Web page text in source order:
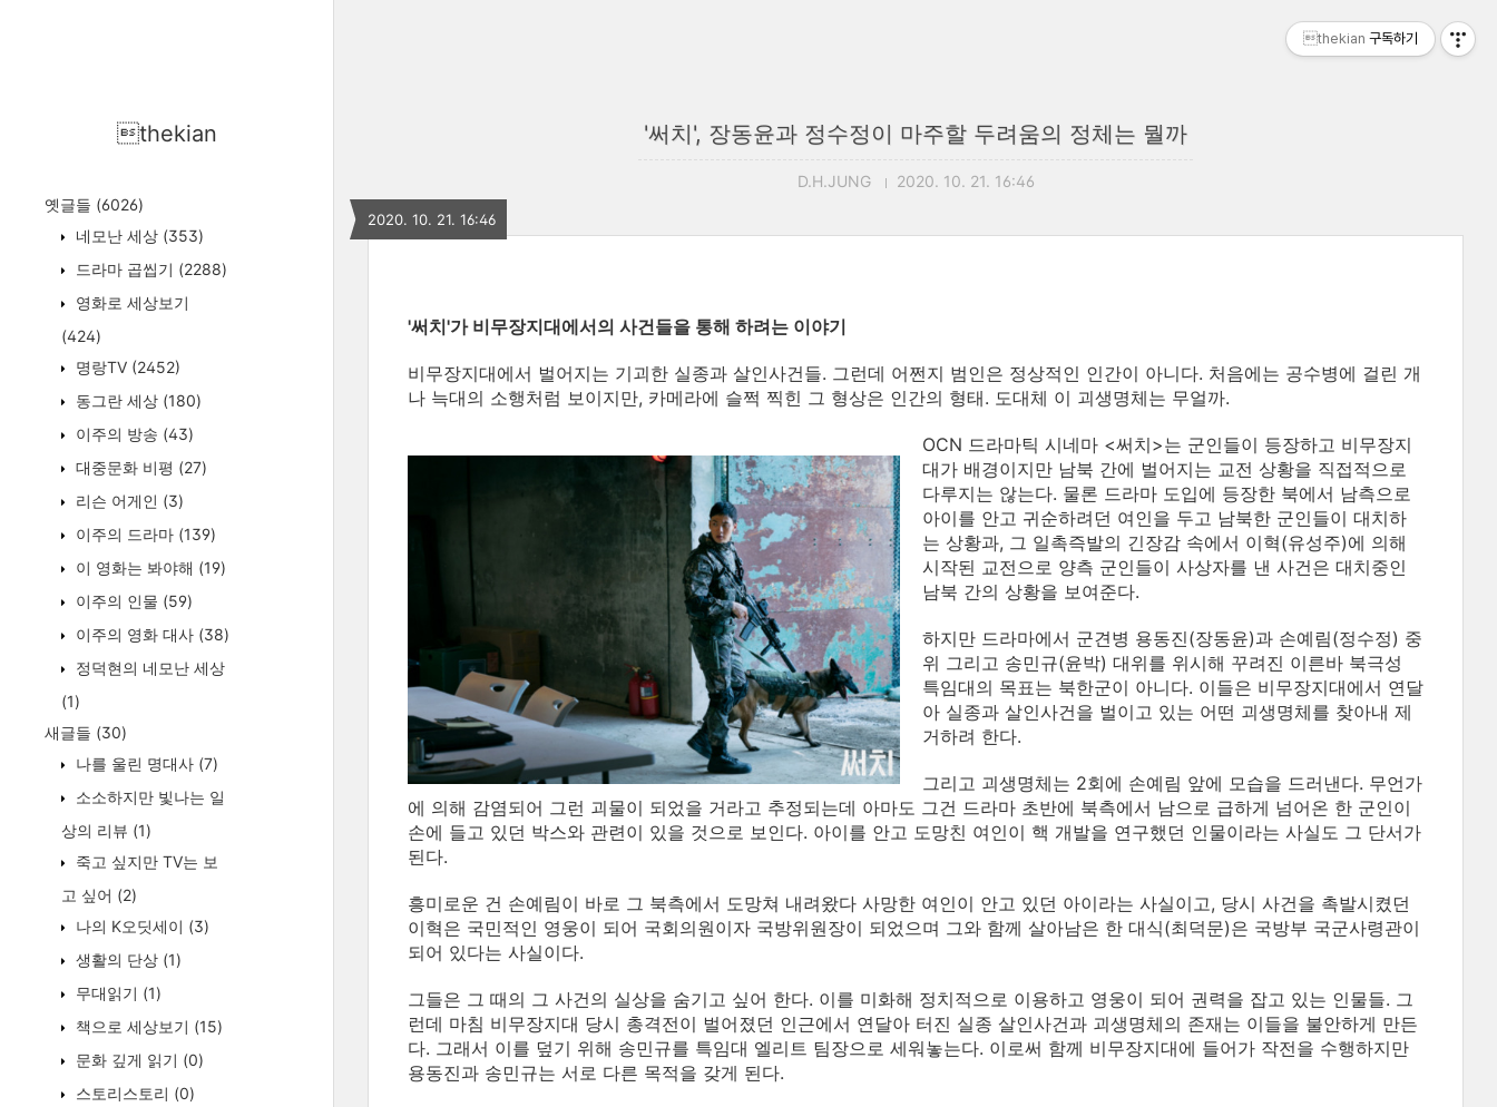
thekian
옛글들 (6026)
네모난 세상 (353)
드라마 곱씹기 (2288)
영화로 세상보기
(424)
명랑TV (2452)
동그란 세상 (180)
이주의 방송 (43)
대중문화 비평 (27)
리슨 어게인 (3)
이주의 드라마 (139)
이 영화는 봐야해 (19)
이주의 인물 (59)
이주의 영화 대사 (38)
정덕현의 네모난 세상
(1)
새글들 (30)
나를 울린 명대사 (7)
소소하지만 빛나는 일
상의 리뷰 (1)
죽고 싶지만 TV는 보
고 싶어 (2)
나의 K오딧세이 (3)
생활의 단상 (1)
무대읽기 (1)
책으로 세상보기 (15)
문화 깊게 읽기 (0)
스토리스토리 (0)
'써치', 장동윤과 정수정이 마주할 두려움의 정체는 뭘까
D.H.JUNG 2020. 10. 21. 16:46
2020. 10. 21. 16:46
'써치'가 비무장지대에서의 사건들을 통해 하려는 이야기
비무장지대에서 벌어지는 기괴한 실종과 살인사건들. 그런데 어쩐지 범인은 정상적인 인간이 아니다. 처음에는 공수병에 걸린 개
나 늑대의 소행처럼 보이지만, 카메라에 슬쩍 찍힌 그 형상은 인간의 형태. 도대체 이 괴생명체는 무얼까.
OCN 드라마틱 시네마 <써치>는 군인들이 등장하고 비무장지
대가 배경이지만 남북 간에 벌어지는 교전 상황을 직접적으로
다루지는 않는다. 물론 드라마 도입에 등장한 북에서 남측으로
아이를 안고 귀순하려던 여인을 두고 남북한 군인들이 대치하
는 상황과, 그 일촉즉발의 긴장감 속에서 이혁(유성주)에 의해
시작된 교전으로 양측 군인들이 사상자를 낸 사건은 대치중인
남북 간의 상황을 보여준다.
하지만 드라마에서 군견병 용동진(장동윤)과 손예림(정수정) 중
위 그리고 송민규(윤박) 대위를 위시해 꾸려진 이른바 북극성
특임대의 목표는 북한군이 아니다. 이들은 비무장지대에서 연달
아 실종과 살인사건을 벌이고 있는 어떤 괴생명체를 찾아내 제
거하려 한다.
그리고 괴생명체는 2회에 손예림 앞에 모습을 드러낸다. 무언가
에 의해 감염되어 그런 괴물이 되었을 거라고 추정되는데 아마도 그건 드라마 초반에 북측에서 남으로 급하게 넘어온 한 군인이
손에 들고 있던 박스와 관련이 있을 것으로 보인다. 아이를 안고 도망친 여인이 핵 개발을 연구했던 인물이라는 사실도 그 단서가
된다.
흥미로운 건 손예림이 바로 그 북측에서 도망쳐 내려왔다 사망한 여인이 안고 있던 아이라는 사실이고, 당시 사건을 촉발시켰던
이혁은 국민적인 영웅이 되어 국회의원이자 국방위원장이 되었으며 그와 함께 살아남은 한 대식(최덕문)은 국방부 국군사령관이
되어 있다는 사실이다.
그들은 그 때의 그 사건의 실상을 숨기고 싶어 한다. 이를 미화해 정치적으로 이용하고 영웅이 되어 권력을 잡고 있는 인물들. 그
런데 마침 비무장지대 당시 총격전이 벌어졌던 인근에서 연달아 터진 실종 살인사건과 괴생명체의 존재는 이들을 불안하게 만든
다. 그래서 이를 덮기 위해 송민규를 특임대 엘리트 팀장으로 세워놓는다. 이로써 함께 비무장지대에 들어가 작전을 수행하지만
용동진과 송민규는 서로 다른 목적을 갖게 된다.
thekian 구독하기